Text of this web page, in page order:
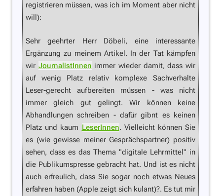
registrieren müssen, was ich im Moment aber nicht
will):
Sehr geehrter Herr Döbeli, eine interessante
Ergänzung zu meinem Artikel. In der Tat kämpfen
wir JournalistInnen immer wieder damit, dass wir
auf wenig Platz relativ komplexe Sachverhalte
Leser-gerecht aufbereiten müssen - was nicht
immer gleich gut gelingt. Wir können keine
Abhandlungen schreiben - dafür gibnt es keinen
Platz und kaum LeserInnen. Vielleicht können Sie
es (wie gewisse meiner Gesprächspartner) positiv
sehen, dass es das Thema "digitale Lehrmittel" in
die Publikumspresse gebracht hat. Und ist es nicht
auch erfreulich, dass Sie sogar noch etwas Neues
erfahren haben (Apple zeigt sich kulant)?. Es tut mir